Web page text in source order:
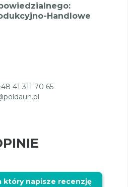
Handlowe
41 311 70 65
który napisze recenzję